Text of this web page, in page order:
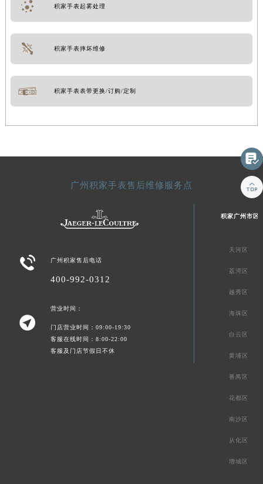
积家手表起雾处理
积家手表摔坏维修
积家手表表带更换/订购/定制
广州积家手表售后维修服务点
 广州积家售后电话
400-992-0312

营业时间：
门店营业时间：09:00-19:30
客服在线时间：8:00-22:00
客服及门店节假日不休
积家广州市区
天河区
荔湾区
越秀区
海珠区
白云区
黄埔区
番禺区
花都区
南沙区
从化区
增城区

